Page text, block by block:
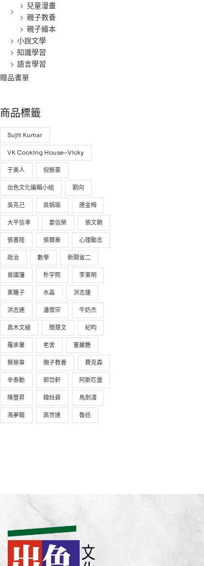
兒童漫畫
親子教養
親子繪本
小說文學
知識學習
語言學習
贈品書單
商品標籤
Sujit Kumar
VK Cooking House─Vicky
于美人 倪振豪
出色文化編輯小組 劉向
吳克己 吳娟瑜 唐金梅
大平信孝 姜信榮 張文朝
張書陸 張爾秦 心理勵志
政治 數學 新開省二
曾國藩 朴宇熙 李東明
東籬子 水淼 洪志蓮
洪志連 潘懷宗 牛奶杰
真木文繪 簡慧文 紀昀
羅承暈 老舍 董麗艷
蔡榮章 親子教養 費克森
辛泰勳 郭岱軒 阿斯匹靈
陳豐昇 韓妵彛 馬劍濤
馮夢龍 高世達 魯迅